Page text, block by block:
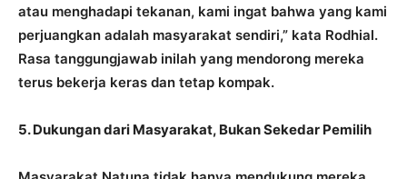
atau menghadapi tekanan, kami ingat bahwa yang kami
perjuangkan adalah masyarakat sendiri,” kata Rodhial.
Rasa tanggungjawab inilah yang mendorong mereka
terus bekerja keras dan tetap kompak.
5. Dukungan dari Masyarakat, Bukan Sekedar Pemilih